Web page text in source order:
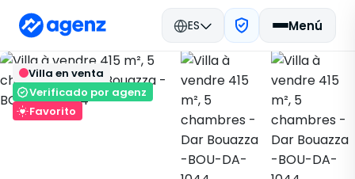
ES Menú
Volver
Bienes raíces en Marruecos
Comprar
Villa
Dar Bouazza BOU-DA-1044
Guardar
Villa en venta
Verificado por agenz
Favorito